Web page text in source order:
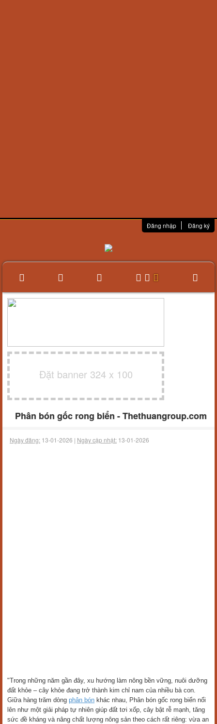
Đăng nhập Đăng ký
Đặt banner 324 x 100
Phân bón gốc rong biển - Thethuangroup.com
Ngày đăng: 13-01-2026 | Ngày cập nhật: 13-01-2026
"Trong những năm gần đây, xu hướng làm nông bền vững, nuôi dưỡng
đất khỏe – cây khỏe đang trở thành kim chỉ nam của nhiều bà con.
Giữa hàng trăm dòng phân bón khác nhau, Phân bón gốc rong biển nổi
lên như một giải pháp tự nhiên giúp đất tơi xốp, cây bật rễ mạnh, tăng
sức đề kháng và nâng chất lượng nông sản theo cách rất riêng: vừa an